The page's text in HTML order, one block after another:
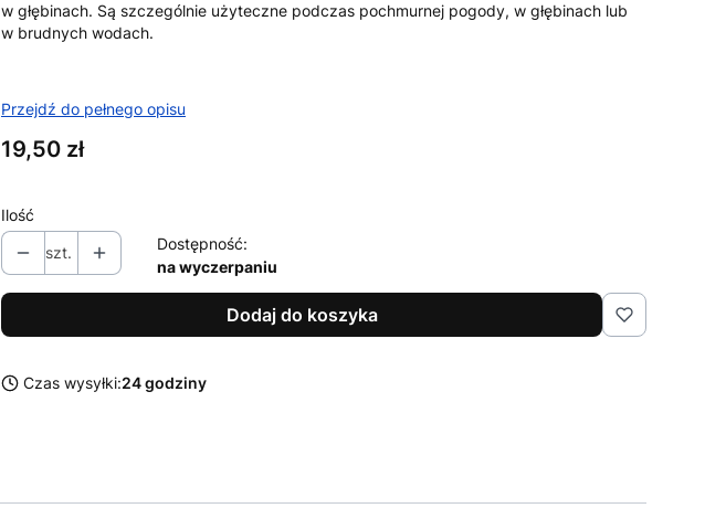
w głębinach. Są szczególnie użyteczne podczas pochmurnej pogody, w głębinach lub
w brudnych wodach.
Przejdź do pełnego opisu
Cena
19,50 zł
Ilość
szt.
Dostępność:
na wyczerpaniu
Dodaj do koszyka
Czas wysyłki:24 godziny